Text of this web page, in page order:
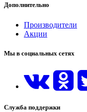
Дополнительно
Производители
Акции
Мы в социальных сетях
Служба поддержки